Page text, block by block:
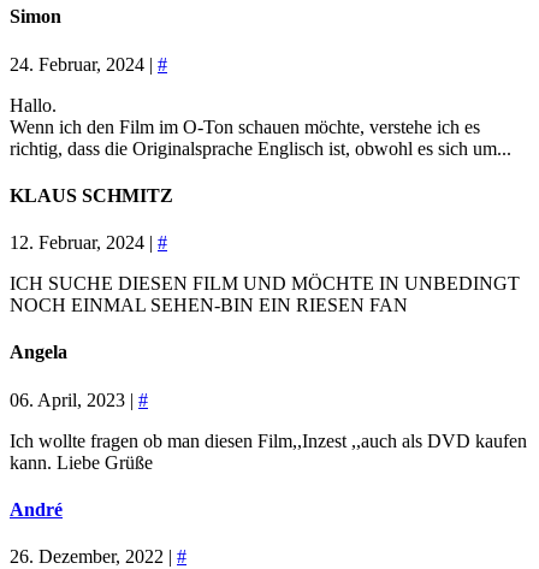
Simon
24. Februar, 2024 | #
Hallo.
Wenn ich den Film im O-Ton schauen möchte, verstehe ich es
richtig, dass die Originalsprache Englisch ist, obwohl es sich um...
KLAUS SCHMITZ
12. Februar, 2024 | #
ICH SUCHE DIESEN FILM UND MÖCHTE IN UNBEDINGT
NOCH EINMAL SEHEN-BIN EIN RIESEN FAN
Angela
06. April, 2023 | #
Ich wollte fragen ob man diesen Film,,Inzest ,,auch als DVD kaufen
kann. Liebe Grüße
André
26. Dezember, 2022 | #